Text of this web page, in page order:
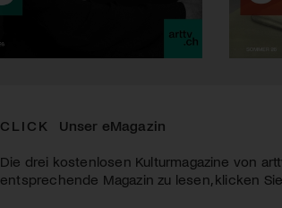
CLICK Unser eMagazin
Die drei kostenlosen Kulturmagazine von
entsprechende Magazin zu lesen, klicken